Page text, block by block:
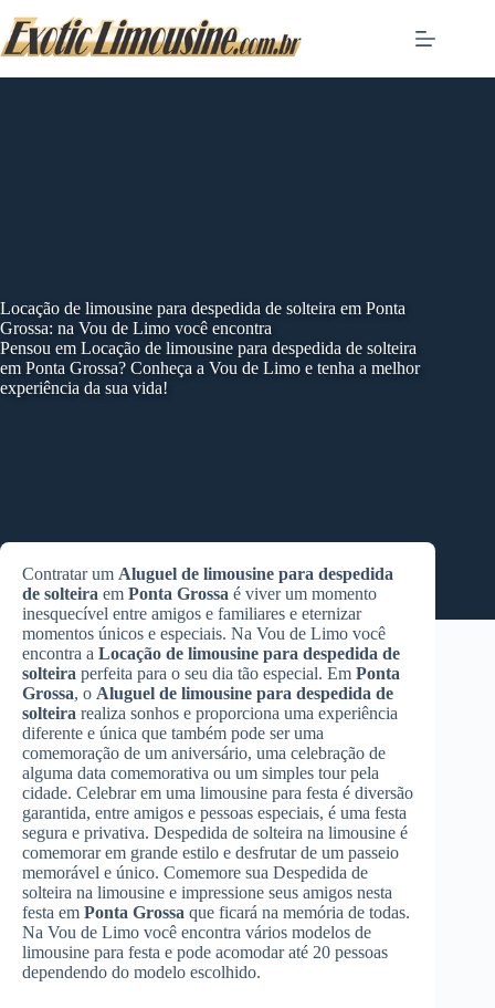
to
content
Locação de limousine para despedida de solteira em Ponta
Grossa: na Vou de Limo você encontra
Pensou em Locação de limousine para despedida de solteira
em Ponta Grossa? Conheça a Vou de Limo e tenha a melhor
experiência da sua vida!
Contratar um Aluguel de limousine para despedida
de solteira em Ponta Grossa é viver um momento
inesquecível entre amigos e familiares e eternizar
momentos únicos e especiais. Na Vou de Limo você
encontra a Locação de limousine para despedida de
solteira perfeita para o seu dia tão especial. Em Ponta
Grossa, o Aluguel de limousine para despedida de
solteira realiza sonhos e proporciona uma experiência
diferente e única que também pode ser uma
comemoração de um aniversário, uma celebração de
alguma data comemorativa ou um simples tour pela
cidade. Celebrar em uma limousine para festa é diversão
garantida, entre amigos e pessoas especiais, é uma festa
segura e privativa. Despedida de solteira na limousine é
comemorar em grande estilo e desfrutar de um passeio
memorável e único. Comemore sua Despedida de
solteira na limousine e impressione seus amigos nesta
festa em Ponta Grossa que ficará na memória de todas.
Na Vou de Limo você encontra vários modelos de
limousine para festa e pode acomodar até 20 pessoas
dependendo do modelo escolhido.